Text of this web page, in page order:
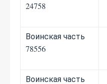
24758
Воинская часть
78556
Воинская часть